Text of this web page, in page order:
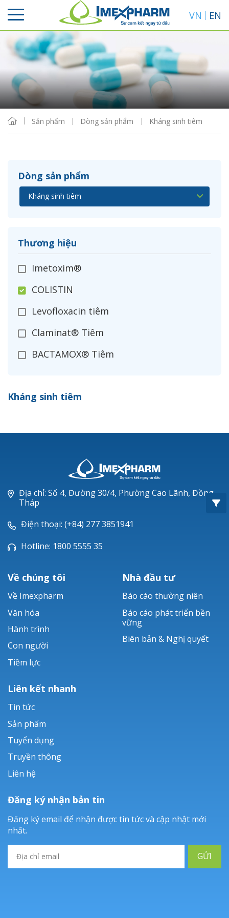
VN EN
Sản phẩm Dòng sản phẩm Kháng sinh tiêm
Dòng sản phẩm
Thương hiệu
Imetoxim®
COLISTIN
Levofloxacin tiêm
Claminat® Tiêm
BACTAMOX® Tiêm
Ceftizoxim®
Piperacillin
Ticarlinat®
Zobacta®
Bacsulfo®
Kháng sinh tiêm
Sắp xếp
Hiển thị
Địa chỉ: Số 4, Đường 30/4, Phường Cao Lãnh, Đồng
Tháp
Điện thoại: (+84) 277 3851941
Hotline: 1800 5555 35
Về chúng tôi
Về Imexpharm
Văn hóa
Hành trình
Con người
Tiềm lực
Nhà đầu tư
Báo cáo thường niên
Báo cáo phát triển bền
vững
Biên bản & Nghị quyết
Liên kết nhanh
Tin tức
Sản phẩm
Tuyển dụng
Truyền thông
Liên hệ
Đăng ký nhận bản tin
Đăng ký email để nhận được tin tức và cập nhật mới
nhất.
GỬI